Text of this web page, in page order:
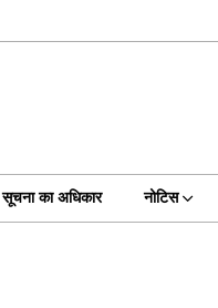
सूचना का अधिकार नोटिस